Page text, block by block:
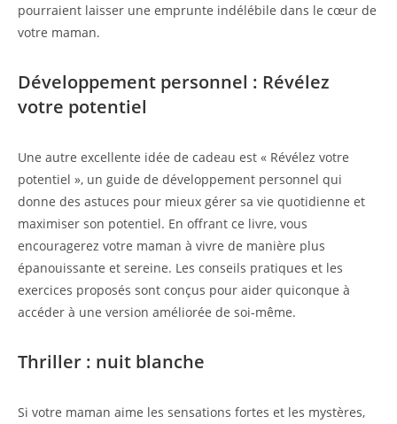
pourraient laisser une emprunte indélébile dans le cœur de
votre maman.
Développement personnel : Révélez
votre potentiel
Une autre excellente idée de cadeau est « Révélez votre
potentiel », un guide de développement personnel qui
donne des astuces pour mieux gérer sa vie quotidienne et
maximiser son potentiel. En offrant ce livre, vous
encouragerez votre maman à vivre de manière plus
épanouissante et sereine. Les conseils pratiques et les
exercices proposés sont conçus pour aider quiconque à
accéder à une version améliorée de soi-même.
Thriller : nuit blanche
Si votre maman aime les sensations fortes et les mystères,